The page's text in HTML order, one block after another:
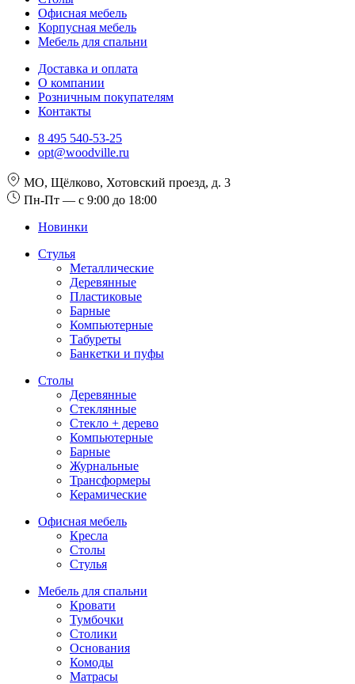
Офисная мебель
Корпусная мебель
Мебель для спальни
Доставка и оплата
О компании
Розничным покупателям
Контакты
8 495 540-53-25
opt@woodville.ru
МО, Щёлково, Хотовский проезд, д. 3
Пн-Пт — с 9:00 до 18:00
Новинки
Стулья
Металлические
Деревянные
Пластиковые
Барные
Компьютерные
Табуреты
Банкетки и пуфы
Столы
Деревянные
Стеклянные
Стекло + дерево
Компьютерные
Барные
Журнальные
Трансформеры
Керамические
Офисная мебель
Кресла
Столы
Стулья
Мебель для спальни
Кровати
Тумбочки
Столики
Основания
Комоды
Матрасы